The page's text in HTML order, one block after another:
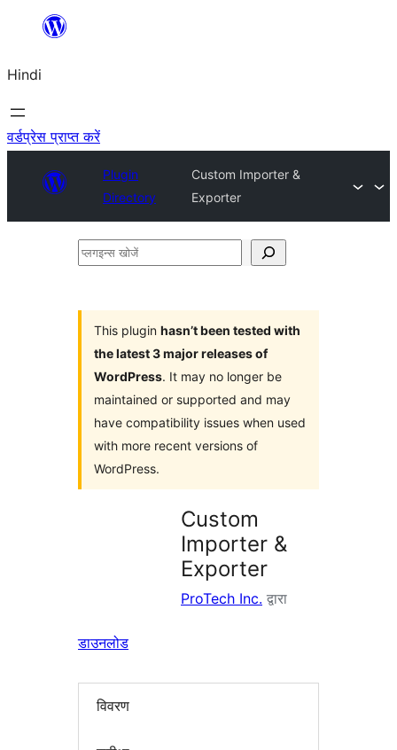
सामग्री
जाएं
Hindi
वर्डप्रेस प्राप्त करें
Plugin
Directory
Custom Importer &
Exporter
प्लगइन्स
This plugin hasn’t been tested with
the latest 3 major releases of
WordPress. It may no longer be
maintained or supported and may
have compatibility issues when used
with more recent versions of
WordPress.
Custom
Importer &
Exporter
ProTech Inc. द्वारा
डाउनलोड
विवरण